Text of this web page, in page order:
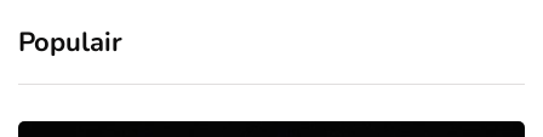
Populair